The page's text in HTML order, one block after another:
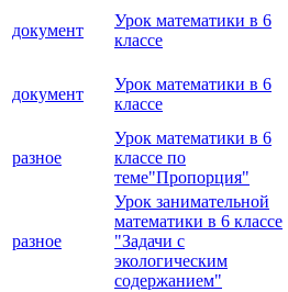
документ
Урок математики в 6
классе
документ
Урок математики в 6
классе
разное
Урок математики в 6
классе по
теме"Пропорция"
разное
Урок занимательной
математики в 6 классе
"Задачи с
экологическим
содержанием"